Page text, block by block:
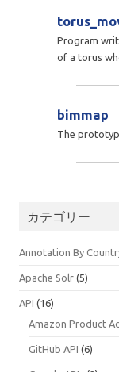
Program
of a torus
bimmap
The
カテゴリー
Annotation By
Apache Solr (5)
API (16)
Amazon Product
GitHub API (6)